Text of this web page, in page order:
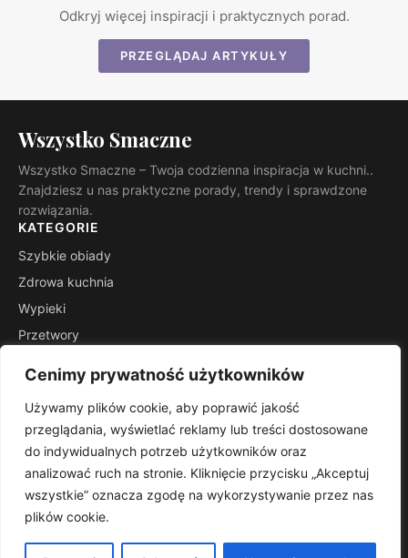
Cenimy prywatność użytkowników
Używamy plików cookie, aby poprawić jakość
przeglądania, wyświetlać reklamy lub treści dostosowane
do indywidualnych potrzeb użytkowników oraz
analizować ruch na stronie. Kliknięcie przycisku „Akceptuj
wszystkie” oznacza zgodę na wykorzystywanie przez nas
plików cookie.
Odkryj więcej inspiracji i praktycznych porad.
PRZEGLĄDAJ ARTYKUŁY
Wszystko Smaczne
Wszystko Smaczne – Twoja codzienna inspiracja w kuchni..
Znajdziesz u nas praktyczne porady, trendy i sprawdzone
rozwiązania.
KATEGORIE
Szybkie obiady
Zdrowa kuchnia
Wypieki
Przetwory
Porady mistrza
INFORMACJE
Kontakt
Mapa witryny
Polityka prywatności
RSS